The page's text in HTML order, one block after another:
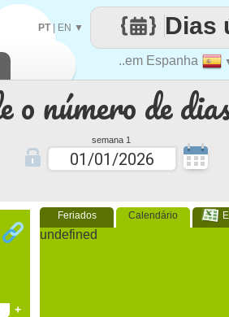
o número de
semana 1
+
Feriados Calendário
undefined
..em Espanha
Dias
PT| EN ▼